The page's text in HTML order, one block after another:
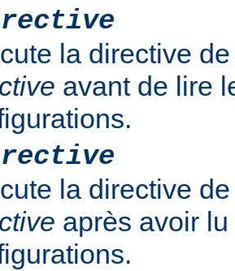
la directive
avant de lire
la directive
après avoir